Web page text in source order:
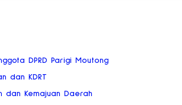
DPRD Parigi Moutong
dan KDRT
dan Kemajuan Daerah